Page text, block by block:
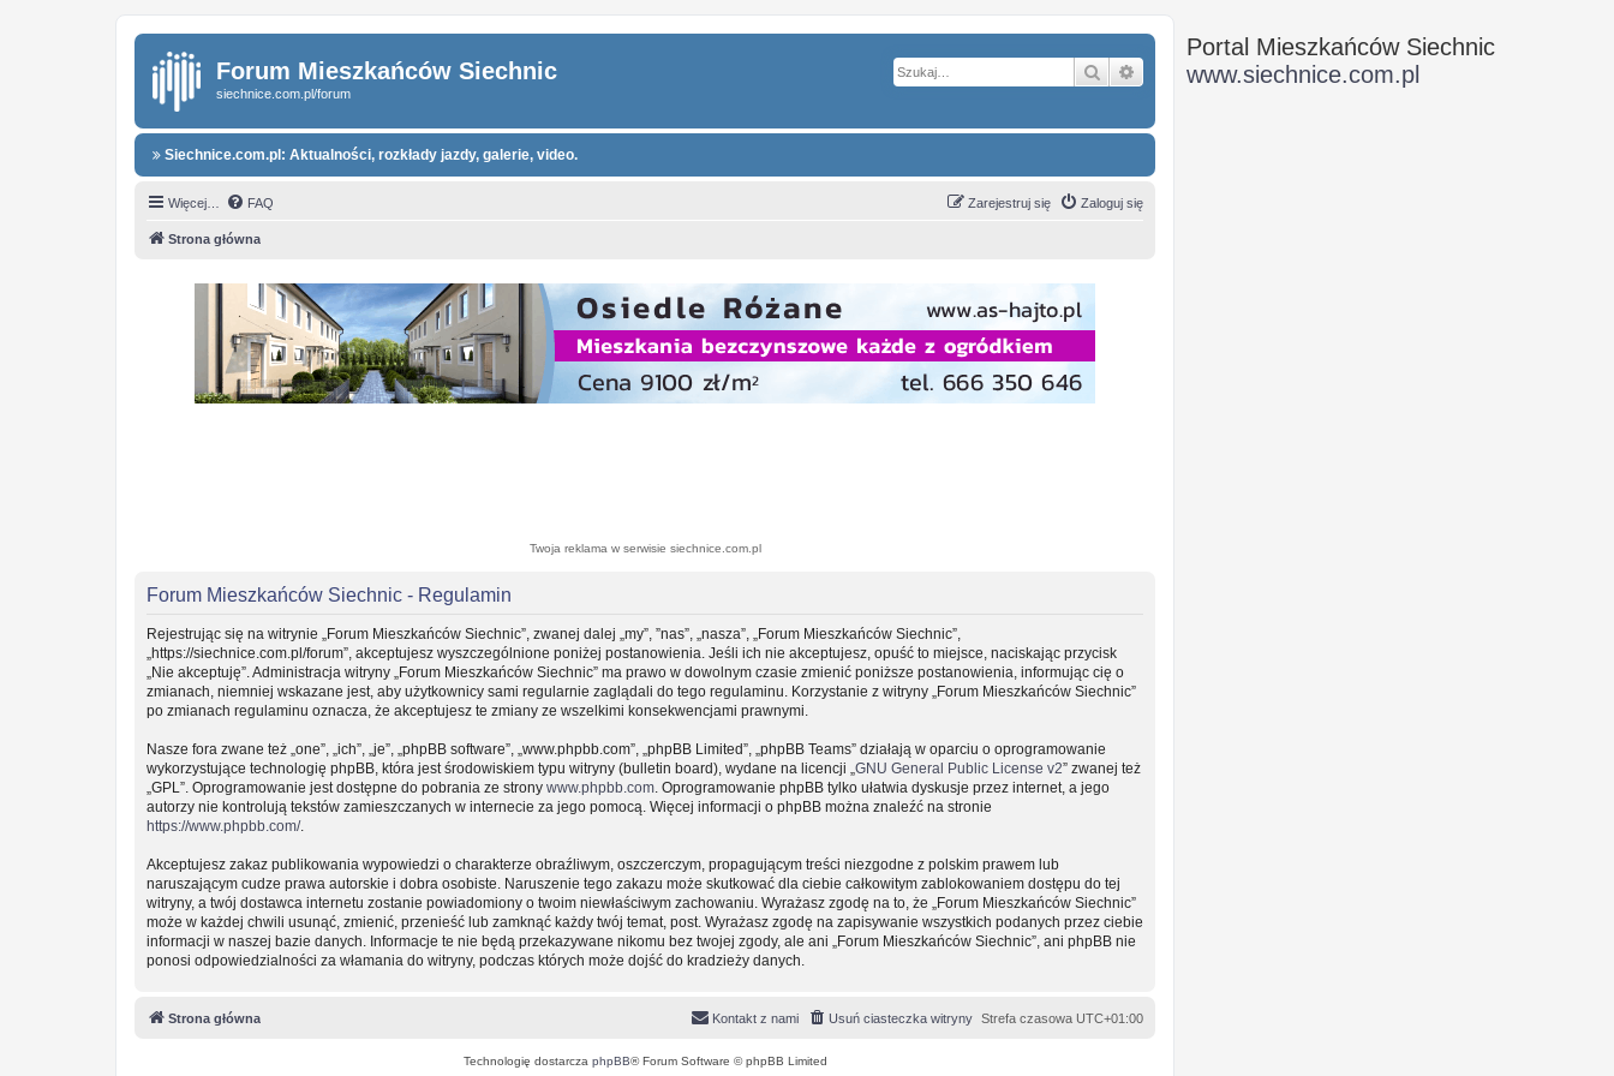
Forum Mieszkańców Siechnic
siechnice.com.pl/forum
Szukaj Wyszukiwanie zaawansowane
Siechnice.com.pl: Aktualności, rozkłady jazdy, galerie, video.
Więcej… FAQ Zaloguj się
Zarejestruj się
Strona główna
Twoja reklama w serwisie siechnice.com.pl
Forum Mieszkańców Siechnic - Regulamin
Rejestrując się na witrynie „Forum Mieszkańców Siechnic”, zwanej dalej „my”, ”nas”, „nasza”, „Forum Mieszkańców Siechnic”,
„https://siechnice.com.pl/forum”, akceptujesz wyszczególnione poniżej postanowienia. Jeśli ich nie akceptujesz, opuść to miejsce, naciskając przycisk
„Nie akceptuję”. Administracja witryny „Forum Mieszkańców Siechnic” ma prawo w dowolnym czasie zmienić poniższe postanowienia, informując cię o
zmianach, niemniej wskazane jest, aby użytkownicy sami regularnie zaglądali do tego regulaminu. Korzystanie z witryny „Forum Mieszkańców Siechnic”
po zmianach regulaminu oznacza, że akceptujesz te zmiany ze wszelkimi konsekwencjami prawnymi.
Nasze fora zwane też „one”, „ich”, „je”, „phpBB software”, „www.phpbb.com”, „phpBB Limited”, „phpBB Teams” działają w oparciu o oprogramowanie
wykorzystujące technologię phpBB, która jest środowiskiem typu witryny (bulletin board), wydane na licencji „ GNU General Public License v2” zwanej też
„GPL”. Oprogramowanie jest dostępne do pobrania ze strony www.phpbb.com . Oprogramowanie phpBB tylko ułatwia dyskusje przez internet, a jego
autorzy nie kontrolują tekstów zamieszczanych w internecie za jego pomocą. Więcej informacji o phpBB można znaleźć na stronie
https://www.phpbb.com/.
Akceptujesz zakaz publikowania wypowiedzi o charakterze obraźliwym, oszczerczym, propagującym treści niezgodne z polskim prawem lub
naruszającym cudze prawa autorskie i dobra osobiste. Naruszenie tego zakazu może skutkować dla ciebie całkowitym zablokowaniem dostępu do tej
witryny, a twój dostawca internetu zostanie powiadomiony o twoim niewłaściwym zachowaniu. Wyrażasz zgodę na to, że „Forum Mieszkańców Siechnic”
może w każdej chwili usunąć, zmienić, przenieść lub zamknąć każdy twój temat, post. Wyrażasz zgodę na zapisywanie wszystkich podanych przez ciebie
informacji w naszej bazie danych. Informacje te nie będą przekazywane nikomu bez twojej zgody, ale ani „Forum Mieszkańców Siechnic”, ani phpBB nie
ponosi odpowiedzialności za włamania do witryny, podczas których może dojść do kradzieży danych.
Strona główna Strefa czasowa UTC+01:00
Usuń ciasteczka witryny
Kontakt z nami
Technologię dostarcza phpBB® Forum Software © phpBB Limited
Portal Mieszkańców Siechnic
www.siechnice.com.pl